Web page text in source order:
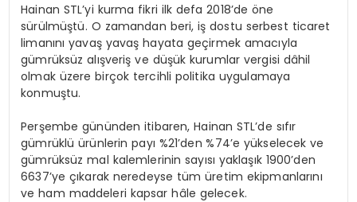
Hainan STL’yi kurma fikri ilk defa 2018’de öne
sürülmüştü. O zamandan beri, iş dostu serbest ticaret
limanını yavaş yavaş hayata geçirmek amacıyla
gümrüksüz alışveriş ve düşük kurumlar vergisi dâhil
olmak üzere birçok tercihli politika uygulamaya
konmuştu.
Perşembe gününden itibaren, Hainan STL’de sıfır
gümrüklü ürünlerin payı %21’den %74’e yükselecek ve
gümrüksüz mal kalemlerinin sayısı yaklaşık 1900’den
6637’ye çıkarak neredeyse tüm üretim ekipmanlarını
ve ham maddeleri kapsar hâle gelecek.